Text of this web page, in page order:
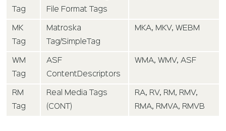
Tag
File Format Tags
MK
Tag
Matroska
Tag/SimpleTag
MKA, MKV, WEBM
WM
Tag
ASF
ContentDescriptors
WMA, WMV, ASF
RM
Tag
Real Media Tags
(CONT)
RA, RV, RM, RMV,
RMA, RMVA, RMVB